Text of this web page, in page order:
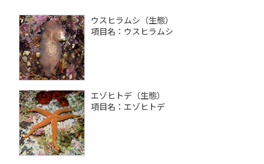
ウスヒラムシ（生態）
項目名：ウスヒラムシ
エゾヒトデ（生態）
項目名：エゾヒトデ